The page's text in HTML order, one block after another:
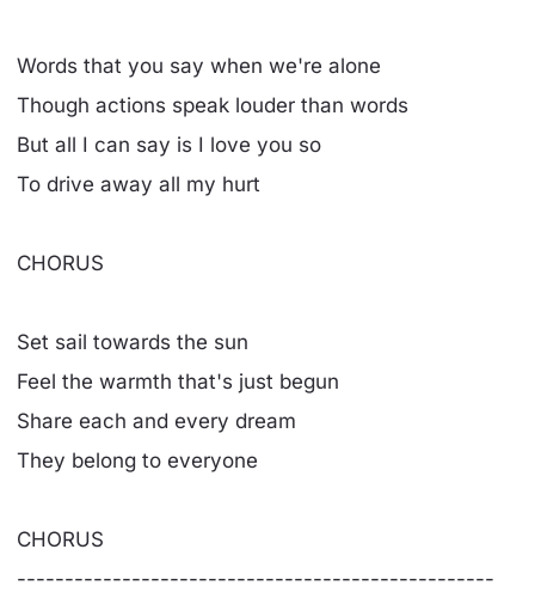
Words that you say when we're alone
Though actions speak louder than words
But all I can say is I love you so
To drive away all my hurt
CHORUS
Set sail towards the sun
Feel the warmth that's just begun
Share each and every dream
They belong to everyone
CHORUS
--------------------------------------------------